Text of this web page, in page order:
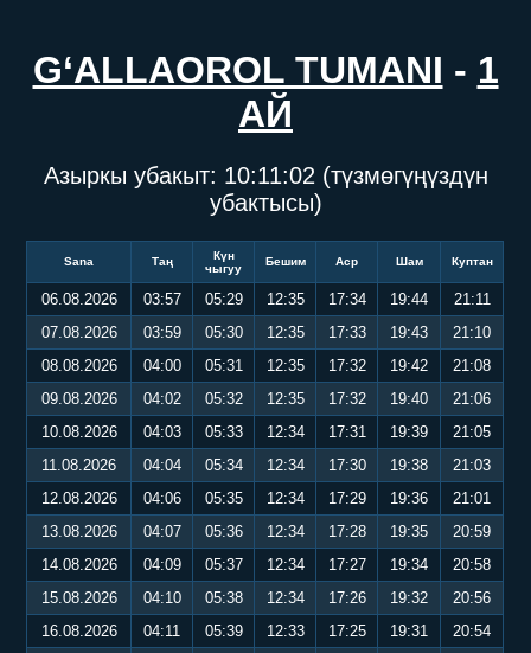
G‘ALLAOROL TUMANI - 1
АЙ
Азыркы убакыт: 10:11:02 (түзмөгүңүздүн
убактысы)
Sana Таң
Күн
чыгуу
Бешим Аср Шам Куптан
06.08.2026 03:57 05:29 12:35 17:34 19:44
21:11
07.08.2026
03:59 05:30 12:35 17:33 19:43
21:10
08.08.2026
04:00 05:31 12:35 17:32 19:42
21:08
09.08.2026
04:02 05:32 12:35 17:32 19:40
21:06
10.08.2026
04:03 05:33 12:34 17:31 19:39
21:05
11.08.2026
04:04 05:34 12:34 17:30 19:38
21:03
12.08.2026
04:06 05:35 12:34 17:29 19:36
21:01
13.08.2026
04:07 05:36 12:34 17:28 19:35
20:59
14.08.2026
04:09 05:37 12:34 17:27 19:34
20:58
15.08.2026
04:10 05:38 12:34 17:26 19:32
20:56
16.08.2026
04:11 05:39 12:33 17:25 19:31
20:54